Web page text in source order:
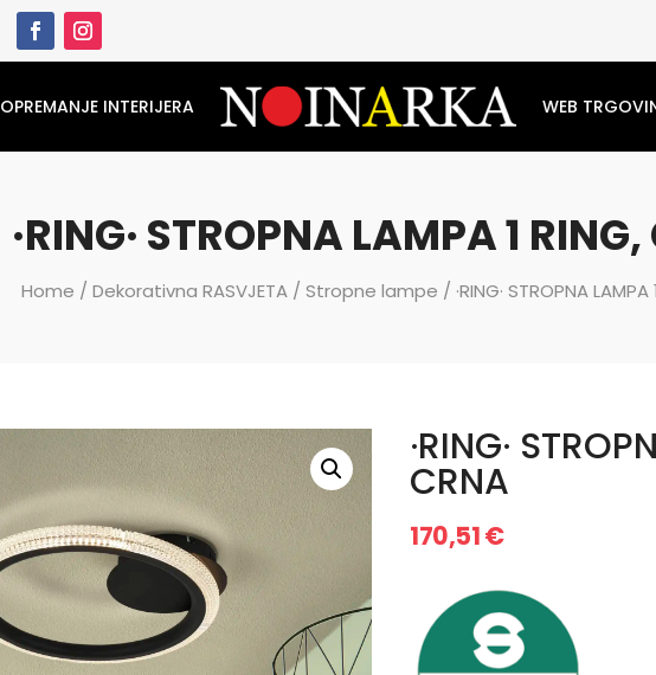
OPREMANJE INTERIJERA WEB
·RING· STROPNA LAMPA 1
Home / Dekorativna RASVJETA/ Stropne lampe / ·RING· STROPNA
·RING·
CRNA
170,51€